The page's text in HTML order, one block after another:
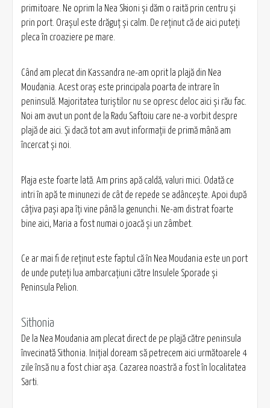
primitoare. Ne oprim la Nea Skioni şi dăm o raită prin centru şi
prin port. Oraşul este drăguţ şi calm. De reţinut că de aici puteţi
pleca în croaziere pe mare.
Când am plecat din Kassandra ne-am oprit la plajă din Nea
Moudania. Acest oraş este principala poarta de intrare în
peninsulă. Majoritatea turiştilor nu se opresc deloc aici şi rău fac.
Noi am avut un pont de la Radu Saftoiu care ne-a vorbit despre
plajă de aici. Şi dacă tot am avut informaţii de primă mână am
încercat şi noi.
Plaja este foarte lată. Am prins apă caldă, valuri mici. Odată ce
intri în apă te minunezi de cât de repede se adânceşte. Apoi după
câţiva paşi apa îţi vine până la genunchi. Ne-am distrat foarte
bine aici, Maria a fost numai o joacă şi un zâmbet.
Ce ar mai fi de reţinut este faptul că în Nea Moudania este un port
de unde puteţi lua ambarcaţiuni către Insulele Sporade şi
Peninsula Pelion.
Sithonia
De la Nea Moudania am plecat direct de pe plajă către peninsula
învecinată Sithonia. Iniţial doream să petrecem aici următoarele 4
zile însă nu a fost chiar aşa. Cazarea noastră a fost în localitatea
Sarti.